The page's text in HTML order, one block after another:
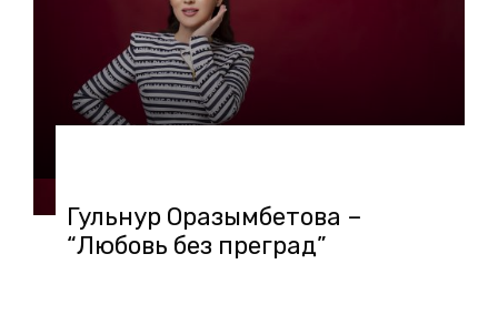
Гульнур Оразымбетова –
“Любовь без преград”